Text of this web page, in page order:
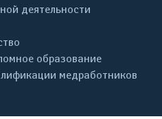
деятельности
образование
медработников